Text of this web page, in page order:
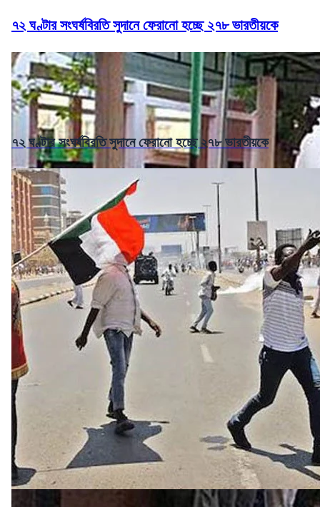
৭২ ঘণ্টার সংঘর্ষবিরতি সুদানে ফেরানো হচ্ছে ২৭৮ ভারতীয়কে
৭২ ঘণ্টার সংঘর্ষবিরতি সুদানে ফেরানো হচ্ছে ২৭৮ ভারতীয়কে